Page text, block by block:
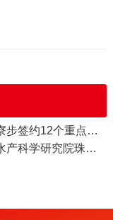
上一篇：莞韶对口帮扶协作招商大会在寮步签约12个重点项目
下一篇：广东省机关事务管理局、中国水产科学研究院珠江水产研究所、广东广播电视台联合调研组一行深入韶关曲江区罗坑镇开展乡村振兴调研